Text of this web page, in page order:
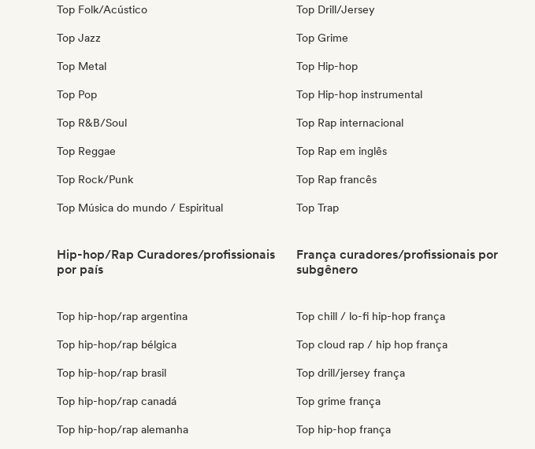
Top Folk/Acústico
Top Jazz
Top Metal
Top Pop
Top R&B/Soul
Top Reggae
Top Rock/Punk
Top Música do mundo / Espiritual
Top Drill/Jersey
Top Grime
Top Hip-hop
Top Hip-hop instrumental
Top Rap internacional
Top Rap em inglês
Top Rap francês
Top Trap
Hip-hop/Rap Curadores/profissionais
por país
Top hip-hop/rap argentina
Top hip-hop/rap bélgica
Top hip-hop/rap brasil
Top hip-hop/rap canadá
Top hip-hop/rap alemanha
França curadores/profissionais por
subgênero
Top chill / lo-fi hip-hop frança
Top cloud rap / hip hop frança
Top drill/jersey frança
Top grime frança
Top hip-hop frança